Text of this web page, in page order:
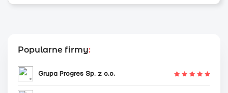
Popularne firmy:
Grupa Progres Sp. z o.o.